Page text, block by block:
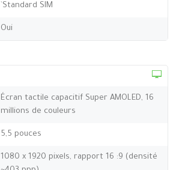
`Standard SIM
Oui
Écran tactile capacitif Super AMOLED, 16
millions de couleurs
5,5 pouces
1080 x 1920 pixels, rapport 16 :9 (densité